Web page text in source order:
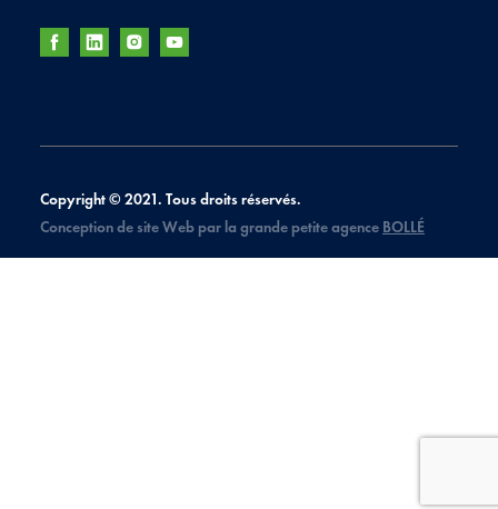
Copyright © 2021. Tous droits réservés.
Conception de site Web par la grande petite agence BOLLÉ